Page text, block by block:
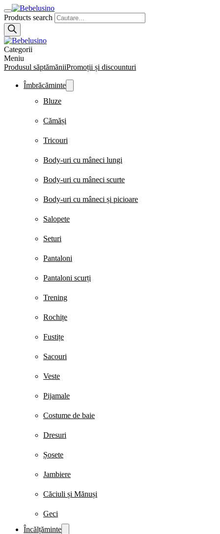
Products search
Categorii
Meniu
Produsul săptămăniiPromoții și discounturi
Îmbrăcăminte
Bluze
Cămăși
Tricouri
Body-uri cu mâneci lungi
Body-uri cu mâneci scurte
Body-uri cu mâneci și picioare
Salopete
Seturi
Pantaloni
Pantaloni scurți
Trening
Rochițe
Fustițe
Sacouri
Veste
Pijamale
Costume de baie
Dresuri
Șosete
Jambiere
Căciuli și Mănuși
Geci
Încălțăminte